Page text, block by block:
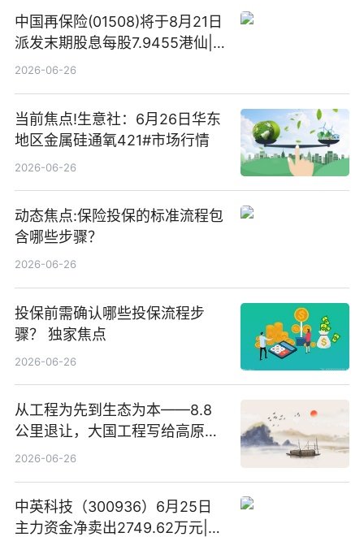
中国再保险(01508)将于8月21日
派发末期股息每股7.9455港仙|
看点
2026-06-26
当前焦点!生意社：6月26日华东
地区金属硅通氧421#市场行情
2026-06-26
动态焦点:保险投保的标准流程包
含哪些步骤？
2026-06-26
投保前需确认哪些投保流程步
骤？ 独家焦点
2026-06-26
从工程为先到生态为本——8.8
公里退让，大国工程写给高原生
灵的温柔情书
2026-06-26
中英科技（300936）6月25日
主力资金净卖出2749.62万元|每